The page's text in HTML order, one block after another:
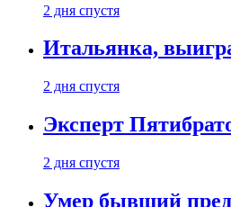
2 дня спустя
Итальянка,
2 дня спустя
Эксперт
2 дня спустя
Умер бывший